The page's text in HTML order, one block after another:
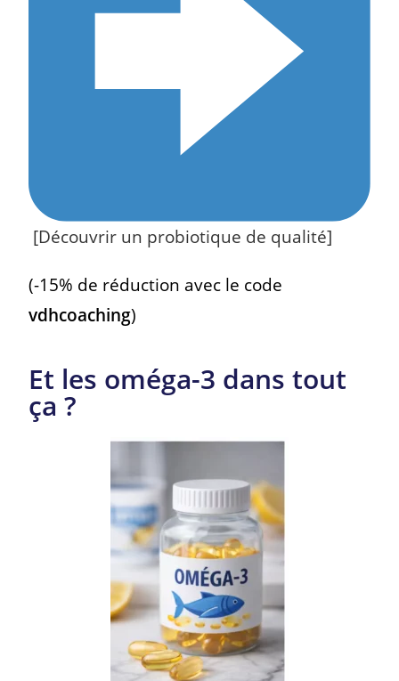
[Découvrir un probiotique de qualité]
(-15% de réduction avec le code
vdhcoaching)
Et les oméga-3 dans tout
ça ?